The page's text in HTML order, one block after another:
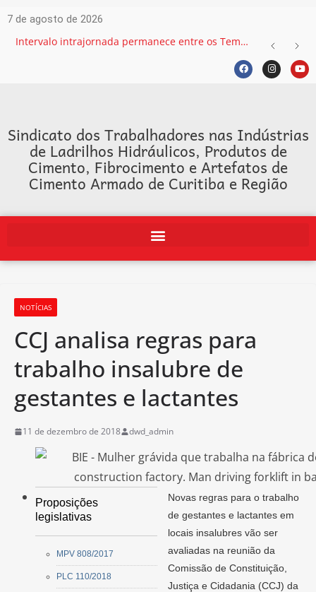
7 de agosto de 2026
Intervalo intrajornada permanece entre os Temas mais recorrentes na Justiça do Trabalho e exige atenção das empresas
Sindicato dos Trabalhadores nas Indústrias
de Ladrilhos Hidráulicos, Produtos de
Cimento, Fibrocimento e Artefatos de
Cimento Armado de Curitiba e Região
NOTÍCIAS
CCJ analisa regras para
trabalho insalubre de
gestantes e lactantes
11 de dezembro de 2018 dwd_admin
Proposições
legislativas
MPV 808/2017
PLC 110/2018
Novas regras para o trabalho
de gestantes e lactantes em
locais insalubres vão ser
avaliadas na reunião da
Comissão de Constituição,
Justiça e Cidadania (CCJ) da